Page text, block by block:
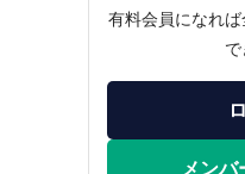
有料会員になれ
で
メンバ